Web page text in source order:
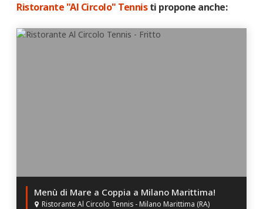
Ristorante "Al Circolo" Tennisti propone anche:
Menù di Mare a Coppia a Milano Marittima!
Ristorante Al Circolo Tennis - Milano Marittima (RA)